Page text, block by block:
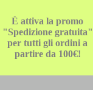
È attiva la promo
"Spedizione gratuita"
per tutti gli ordini a
partire da 100€!